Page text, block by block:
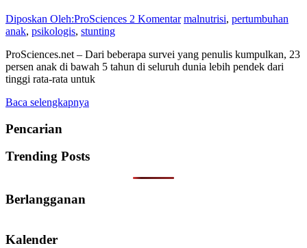
Diposkan Oleh:ProSciences 2 Komentar malnutrisi, pertumbuhan
anak, psikologis, stunting
ProSciences.net – Dari beberapa survei yang penulis kumpulkan, 23
persen anak di bawah 5 tahun di seluruh dunia lebih pendek dari
tinggi rata-rata untuk
Baca selengkapnya
Pencarian
Trending Posts
Berlangganan
Kalender